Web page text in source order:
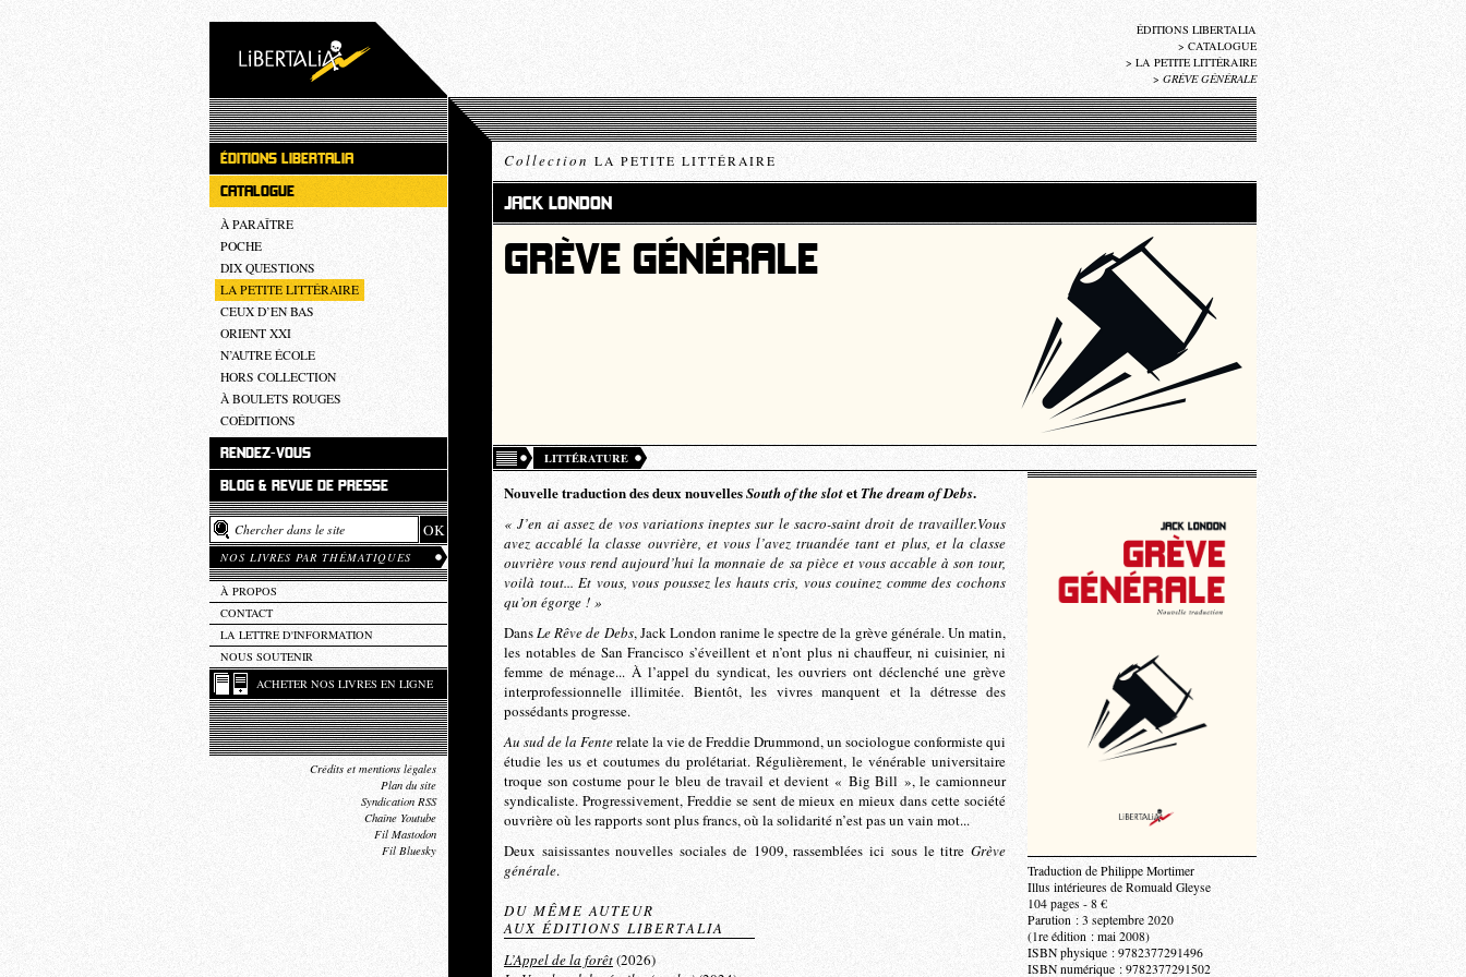
ÉDITIONS LIBERTALIA
> CATALOGUE
> LA PETITE LITTÉRAIRE
> GRÈVE GÉNÉRALE
ÉDITIONS LIBERTALIA
CATALOGUE
À PARAÎTRE
POCHE
DIX QUESTIONS
LA PETITE LITTÉRAIRE
CEUX D’EN BAS
ORIENT XXI
N’AUTRE ÉCOLE
HORS COLLECTION
À BOULETS ROUGES
COÉDITIONS
RENDEZ-VOUS
BLOG & REVUE DE PRESSE
NOS LIVRES PAR THÉMATIQUES
À PROPOS
CONTACT
LA LETTRE D'INFORMATION
NOUS SOUTENIR
ACHETER NOS LIVRES EN LIGNE
Crédits et mentions légales
Plan du site
Syndication RSS
Chaîne Youtube
Fil Mastodon
Fil Bluesky
Collection LA PETITE LITTÉRAIRE
JACK LONDON
GRÈVE GÉNÉRALE
LITTÉRATURE
Nouvelle traduction des deux nouvellesSouth of the slotetThe dream of Debs.
« J’en ai assez de vos variations ineptes sur le sacro-saint droit de travailler.Vous
avez accablé la classe ouvrière, et vous l’avez truandée tant et plus, et la classe
ouvrière vous rend aujourd’hui la monnaie de sa pièce et vous accable à son tour,
voilà tout... Et vous, vous poussez les hauts cris, vous couinez comme des cochons
qu’on égorge ! »
DansLe Rêve de Debs, Jack London ranime le spectre de la grève générale. Un matin,
les notables de San Francisco s’éveillent et n’ont plus ni chauffeur, ni cuisinier, ni
femme de ménage... À l’appel du syndicat, les ouvriers ont déclenché une grève
interprofessionnelle illimitée. Bientôt, les vivres manquent et la détresse des
possédants progresse.
Au sud de la Fenterelate la vie de Freddie Drummond, un sociologue conformiste qui
étudie les us et coutumes du prolétariat. Régulièrement, le vénérable universitaire
troque son costume pour le bleu de travail et devient « Big Bill », le camionneur
syndicaliste. Progressivement, Freddie se sent de mieux en mieux dans cette société
ouvrière où les rapports sont plus francs, où la solidarité n’est pas un vain mot...
Deux saisissantes nouvelles sociales de 1909, rassemblées ici sous le titre Grève
générale.
DU MÊME AUTEUR
AUX ÉDITIONS LIBERTALIA
L’Appel de la forêt(2026)
Traduction de Philippe Mortimer
Illus intérieures de Romuald Gleyse
104 pages - 8 €
Parution : 3 septembre 2020
(1re édition : mai 2008)
ISBN physique : 9782377291496
ISBN numérique : 9782377291502